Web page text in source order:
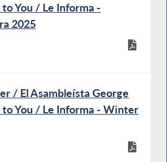
You / Le Informa -
2025
/ El Asambleísta George
You / Le Informa - Winter